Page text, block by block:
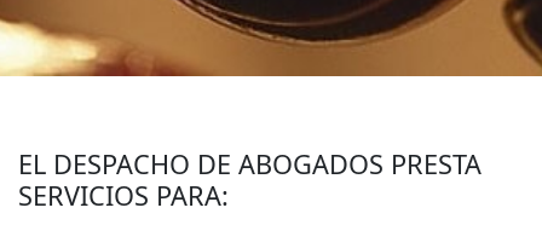
EL DESPACHO DE ABOGADOS PRESTA
SERVICIOS PARA: